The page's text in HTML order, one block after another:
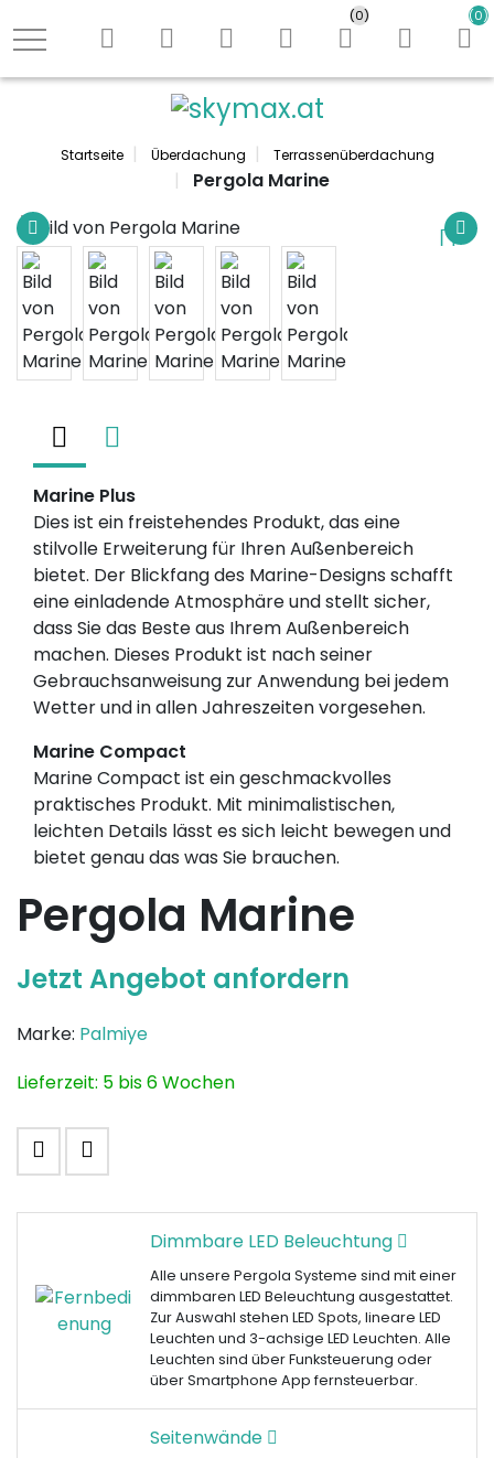
(0) Shop (0)
Logo
Startseite Überdachung Terrassenüberdachung
Pergola Marine
Marine Plus
Dies ist ein freistehendes Produkt, das eine
stilvolle Erweiterung für Ihren Außenbereich
bietet. Der Blickfang des Marine-Designs schafft
eine einladende Atmosphäre und stellt sicher,
dass Sie das Beste aus Ihrem Außenbereich
machen. Dieses Produkt ist nach seiner
Gebrauchsanweisung zur Anwendung bei jedem
Wetter und in allen Jahreszeiten vorgesehen.
Marine Compact
Marine Compact ist ein geschmackvolles
praktisches Produkt. Mit minimalistischen,
leichten Details lässt es sich leicht bewegen und
bietet genau das was Sie brauchen.
Pergola Marine
Jetzt Angebot anfordern
Marke: Palmiye
Lieferzeit: 5 bis 6 Wochen
MERKLISTE
Dimmbare LED Beleuchtung
Alle unsere Pergola Systeme sind mit einer
dimmbaren LED Beleuchtung ausgestattet.
Zur Auswahl stehen LED Spots, lineare LED
Leuchten und 3-achsige LED Leuchten. Alle
Leuchten sind über Funksteuerung oder
über Smartphone App fernsteuerbar.
Seitenwände